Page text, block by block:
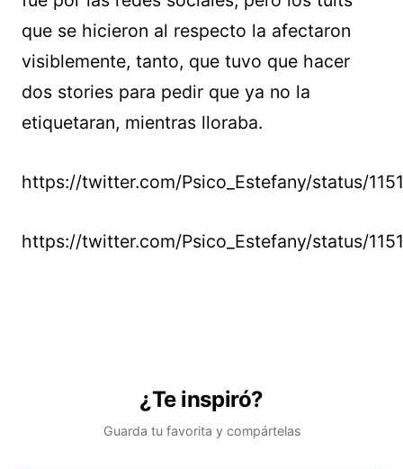
que se hicieron al respecto la afectaron
visiblemente, tanto, que tuvo que hacer
dos stories para pedir que ya no la
etiquetaran, mientras lloraba.
https://twitter.com/Psico_Estefany/status/
https://twitter.com/Psico_Estefany/status/
¿Te inspiró?
Guarda tu favorita y compártelas